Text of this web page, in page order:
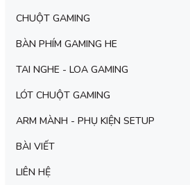
CHUỘT GAMING
BÀN PHÍM GAMING HE
TAI NGHE - LOA GAMING
LÓT CHUỘT GAMING
ARM MÀNH - PHỤ KIỆN SETUP
BÀI VIẾT
LIÊN HỆ